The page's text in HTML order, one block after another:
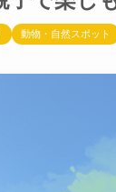
動物・自然スポット